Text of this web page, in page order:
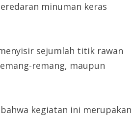
minuman keras
sejumlah titik rawan
remang, maupun
kegiatan ini merupakan